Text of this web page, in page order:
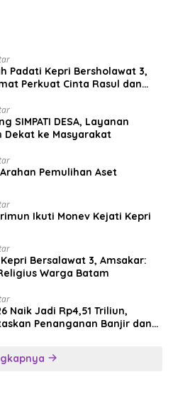
Padati Kepri Bersholawat 3,
Perkuat Cinta Rasul dan
SIMPATI DESA, Layanan
Dekat ke Masyarakat
Pemulihan Aset
Ikuti Monev Kejati Kepri
Bersalawat 3, Amsakar:
Warga Batam
Naik Jadi Rp4,51 Triliun,
Penanganan Banjir dan